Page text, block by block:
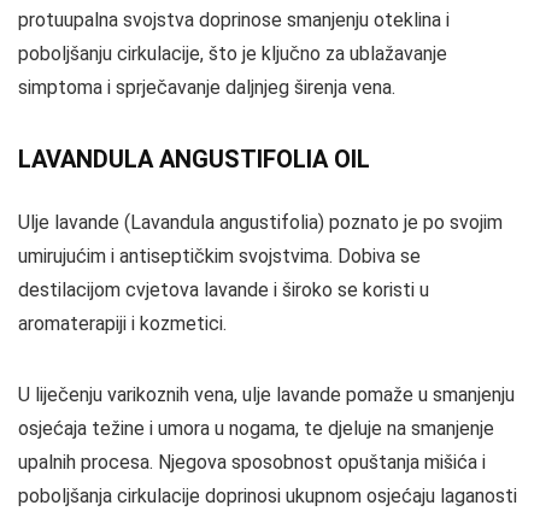
protuupalna svojstva doprinose smanjenju oteklina i
poboljšanju cirkulacije, što je ključno za ublažavanje
simptoma i sprječavanje daljnjeg širenja vena.
LAVANDULA ANGUSTIFOLIA OIL
Ulje lavande (Lavandula angustifolia) poznato je po svojim
umirujućim i antiseptičkim svojstvima. Dobiva se
destilacijom cvjetova lavande i široko se koristi u
aromaterapiji i kozmetici.
U liječenju varikoznih vena, ulje lavande pomaže u smanjenju
osjećaja težine i umora u nogama, te djeluje na smanjenje
upalnih procesa. Njegova sposobnost opuštanja mišića i
poboljšanja cirkulacije doprinosi ukupnom osjećaju laganosti